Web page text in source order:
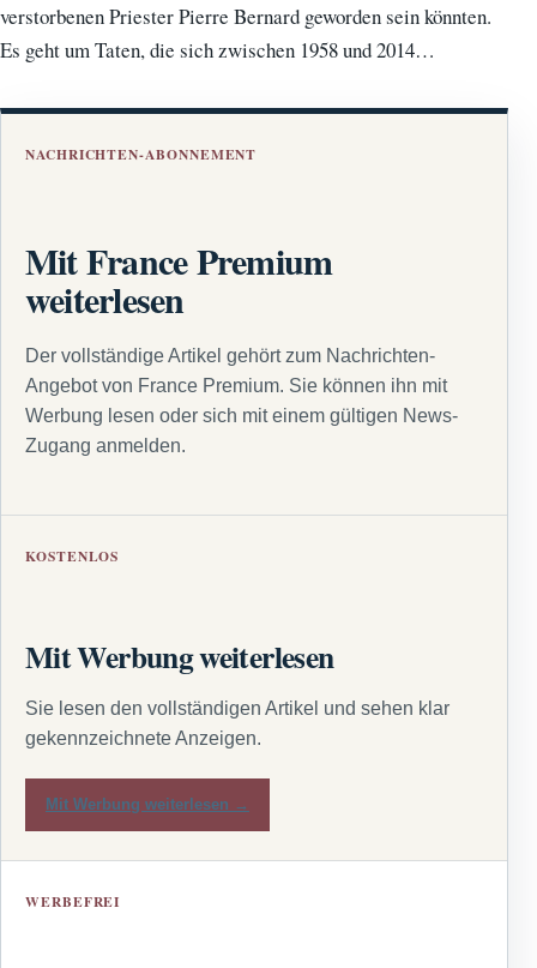
verstorbenen Priester Pierre Bernard geworden sein könnten.
Es geht um Taten, die sich zwischen 1958 und 2014…
NACHRICHTEN-ABONNEMENT
Mit France Premium
weiterlesen
Der vollständige Artikel gehört zum Nachrichten-
Angebot von France Premium. Sie können ihn mit
Werbung lesen oder sich mit einem gültigen News-
Zugang anmelden.
KOSTENLOS
Mit Werbung weiterlesen
Sie lesen den vollständigen Artikel und sehen klar
gekennzeichnete Anzeigen.
Mit Werbung weiterlesen →
WERBEFREI